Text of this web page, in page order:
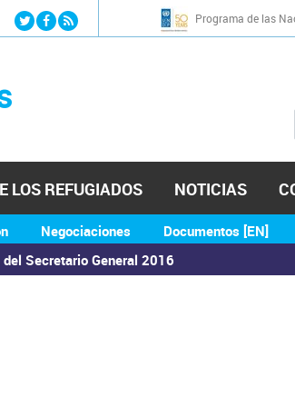
Jump to navigation Programa de las
del Secretario General 2016
Negociaciones Documentos [EN]
LOS REFUGIADOS NOTICIAS